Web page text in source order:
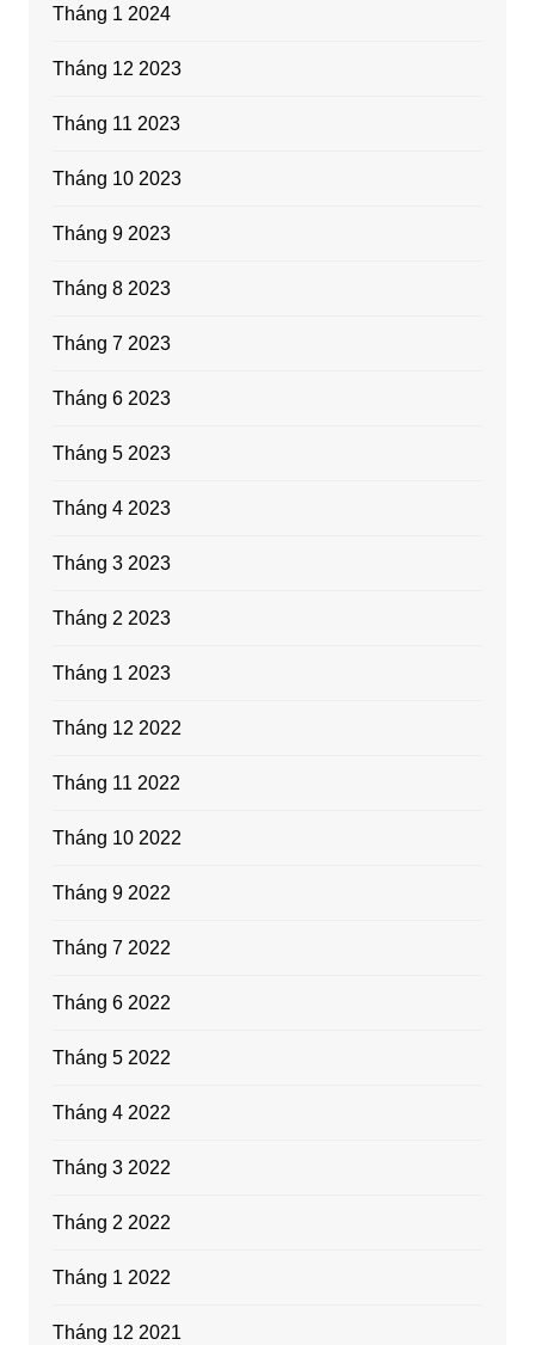
Tháng 1 2024
Tháng 12 2023
Tháng 11 2023
Tháng 10 2023
Tháng 9 2023
Tháng 8 2023
Tháng 7 2023
Tháng 6 2023
Tháng 5 2023
Tháng 4 2023
Tháng 3 2023
Tháng 2 2023
Tháng 1 2023
Tháng 12 2022
Tháng 11 2022
Tháng 10 2022
Tháng 9 2022
Tháng 7 2022
Tháng 6 2022
Tháng 5 2022
Tháng 4 2022
Tháng 3 2022
Tháng 2 2022
Tháng 1 2022
Tháng 12 2021